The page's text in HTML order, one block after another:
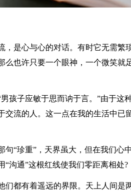
是心与心的对话。有时它无需繁
么也许只要一个眼神，一个微笑就
子应敏于思而讷于言。”由于这
交流的人。这一点在我的生活中已
“珍重”，天界虽大，但在我们心
“沟通”这根红线使我们零距离相处?
都有着遥远的界限。天上人间是